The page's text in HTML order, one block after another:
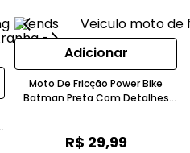
Adicionar
Moto De Fricção Power Bike
Batman Preta Com Detalhes
R$ 29,99